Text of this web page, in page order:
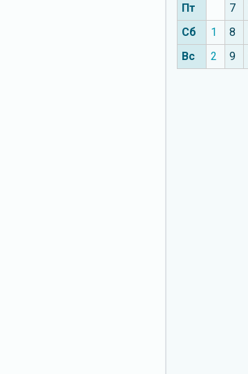
Пт
7
Сб
1 8
Вс
2 9